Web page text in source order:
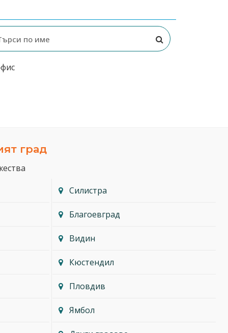
град
Силистра
Благоевград
Видин
Кюстендил
Пловдив
Ямбол